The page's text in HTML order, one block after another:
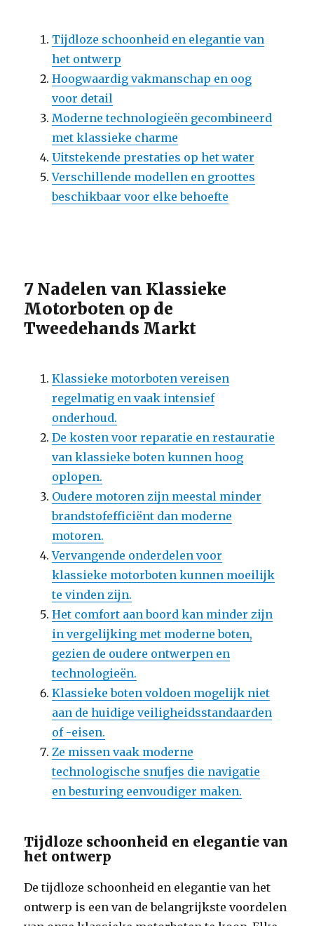
Tijdloze schoonheid en elegantie van
het ontwerp
Hoogwaardig vakmanschap en oog
voor detail
Moderne technologieën gecombineerd
met klassieke charme
Uitstekende prestaties op het water
Verschillende modellen en groottes
beschikbaar voor elke behoefte
7 Nadelen van Klassieke
Motorboten op de
Tweedehands Markt
Klassieke motorboten vereisen
regelmatig en vaak intensief
onderhoud.
De kosten voor reparatie en restauratie
van klassieke boten kunnen hoog
oplopen.
Oudere motoren zijn meestal minder
brandstofefficiënt dan moderne
motoren.
Vervangende onderdelen voor
klassieke motorboten kunnen moeilijk
te vinden zijn.
Het comfort aan boord kan minder zijn
in vergelijking met moderne boten,
gezien de oudere ontwerpen en
technologieën.
Klassieke boten voldoen mogelijk niet
aan de huidige veiligheidsstandaarden
of -eisen.
Ze missen vaak moderne
technologische snufjes die navigatie
en besturing eenvoudiger maken.
Tijdloze schoonheid en elegantie van
het ontwerp
De tijdloze schoonheid en elegantie van het
ontwerp is een van de belangrijkste voordelen